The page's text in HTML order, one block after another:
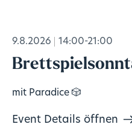
9.8.2026 14:00-21:00
mit Paradice 🎲
Event Details öffnen